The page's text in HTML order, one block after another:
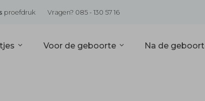
proefdruk Vragen? 085 - 130 57 16
Voor de geboorte Na de